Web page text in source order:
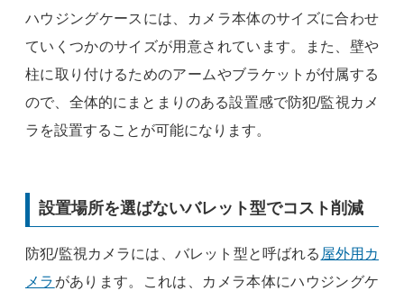
ハウジングケースには、カメラ本体のサイズに合わせ
ていくつかのサイズが用意されています。また、壁や
柱に取り付けるためのアームやブラケットが付属する
ので、全体的にまとまりのある設置感で防犯/監視カメ
ラを設置することが可能になります。
設置場所を選ばないバレット型でコスト削減
防犯/監視カメラには、バレット型と呼ばれる 屋外用カ
メラ があります。これは、カメラ本体にハウジングケ